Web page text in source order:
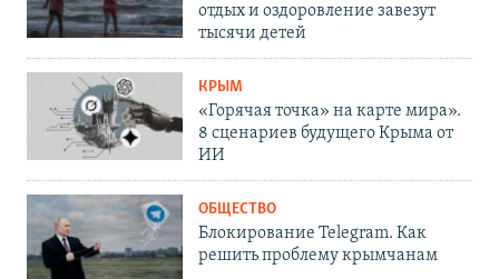
отдых и оздоровление завезут
тысячи детей
КРЫМ
«Горячая точка» на карте мира».
8 сценариев будущего Крыма от
ИИ
ОБЩЕСТВО
Блокирование Telegram. Как
решить проблему крымчанам